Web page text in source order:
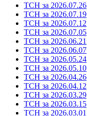
ТСН за 2026.07.26
ТСН за 2026.07.19
ТСН за 2026.07.12
ТСН за 2026.07.05
ТСН за 2026.06.21
ТСН за 2026.06.07
ТСН за 2026.05.24
ТСН за 2026.05.10
ТСН за 2026.04.26
ТСН за 2026.04.12
ТСН за 2026.03.29
ТСН за 2026.03.15
ТСН за 2026.03.01